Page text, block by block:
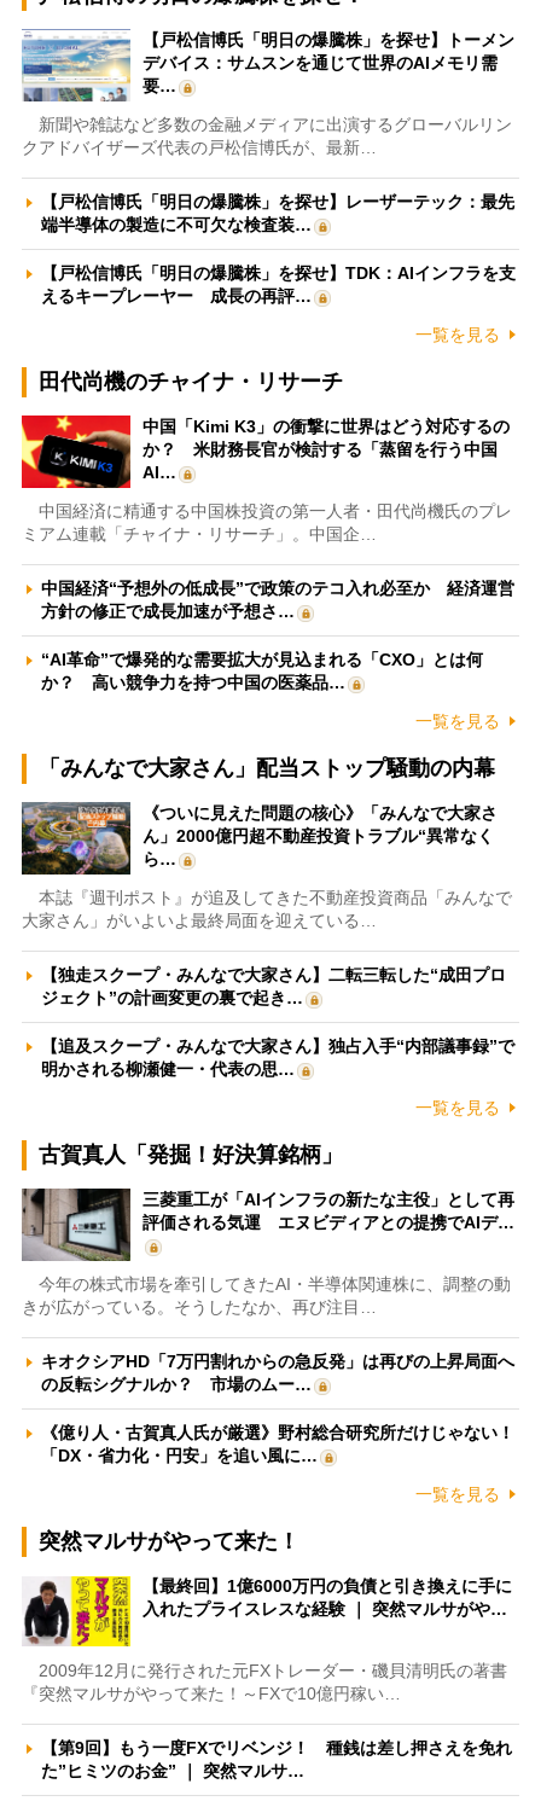
【戸松信博氏「明日の爆騰株」を探せ】トーメン
デバイス：サムスンを通じて世界のAIメモリ需
要…
新聞や雑誌など多数の金融メディアに出演するグローバルリン
クアドバイザーズ代表の戸松信博氏が、最新…
【戸松信博氏「明日の爆騰株」を探せ】レーザーテック：最先
端半導体の製造に不可欠な検査装…
【戸松信博氏「明日の爆騰株」を探せ】TDK：AIインフラを支
えるキープレーヤー 成長の再評…
一覧を見る
田代尚機のチャイナ・リサーチ
中国「Kimi K3」の衝撃に世界はどう対応するの
か？ 米財務長官が検討する「蒸留を行う中国
AI…
中国経済に精通する中国株投資の第一人者・田代尚機氏のプレ
ミアム連載「チャイナ・リサーチ」。中国企…
中国経済“予想外の低成長”で政策のテコ入れ必至か 経済運営
方針の修正で成長加速が予想さ…
“AI革命”で爆発的な需要拡大が見込まれる「CXO」とは何
か？ 高い競争力を持つ中国の医薬品…
一覧を見る
「みんなで大家さん」配当ストップ騒動の内幕
《ついに見えた問題の核心》「みんなで大家さ
ん」2000億円超不動産投資トラブル“異常なく
ら…
本誌『週刊ポスト』が追及してきた不動産投資商品「みんなで
大家さん」がいよいよ最終局面を迎えている…
【独走スクープ・みんなで大家さん】二転三転した“成田プロ
ジェクト”の計画変更の裏で起き…
【追及スクープ・みんなで大家さん】独占入手“内部議事録”で
明かされる柳瀬健一・代表の思…
一覧を見る
古賀真人「発掘！好決算銘柄」
三菱重工が「AIインフラの新たな主役」として再
評価される気運 エヌビディアとの提携でAIデ…
今年の株式市場を牽引してきたAI・半導体関連株に、調整の動
きが広がっている。そうしたなか、再び注目…
キオクシアHD「7万円割れからの急反発」は再びの上昇局面へ
の反転シグナルか？ 市場のムー…
《億り人・古賀真人氏が厳選》野村総合研究所だけじゃない！
「DX・省力化・円安」を追い風に…
一覧を見る
突然マルサがやって来た！
【最終回】1億6000万円の負債と引き換えに手に
入れたプライスレスな経験 ｜ 突然マルサがや…
2009年12月に発行された元FXトレーダー・磯貝清明氏の著書
『突然マルサがやって来た！～FXで10億円稼い…
【第9回】もう一度FXでリベンジ！ 種銭は差し押さえを免れ
た”ヒミツのお金” ｜ 突然マルサ…